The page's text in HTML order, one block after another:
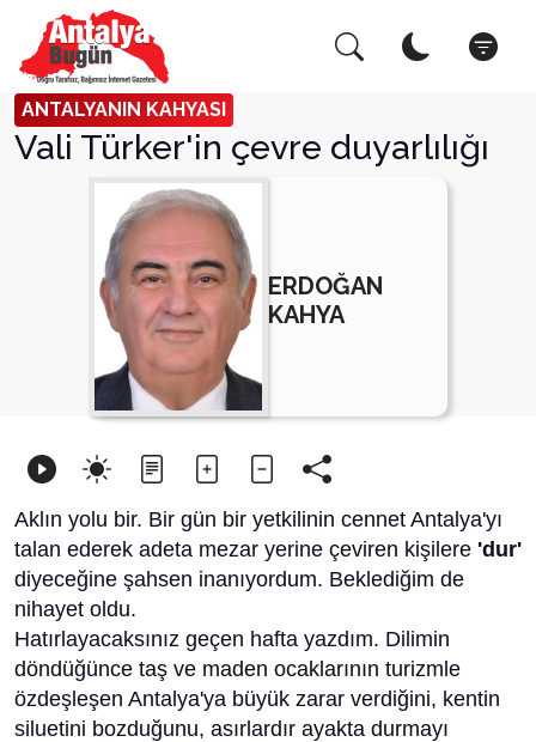
ANTALYANIN KAHYASI
Vali Türker'in çevre duyarlılığı
ERDOĞAN
KAHYA
Aklın yolu bir. Bir gün bir yetkilinin cennet Antalya'yı
talan ederek adeta mezar yerine çeviren kişilere 'dur'
diyeceğine şahsen inanıyordum. Beklediğim de
nihayet oldu.
Hatırlayacaksınız geçen hafta yazdım. Dilimin
döndüğünce taş ve maden ocaklarının turizmle
özdeşleşen Antalya'ya büyük zarar verdiğini, kentin
siluetini bozduğunu, asırlardır ayakta durmayı
Arama Yap! Kapat